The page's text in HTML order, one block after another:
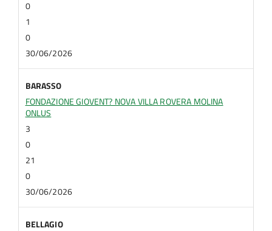
0
1
0
30/06/2026
BARASSO
FONDAZIONE GIOVENT? NOVA VILLA ROVERA MOLINA
ONLUS
3
0
21
0
30/06/2026
BELLAGIO